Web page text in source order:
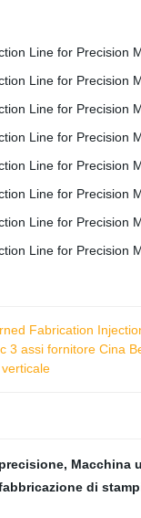
Fabrication
3 assi fornitore Cina
, Macchina
di